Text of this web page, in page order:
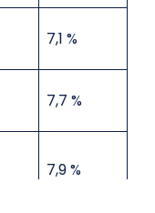
7,1 %
7,7 %
7,9 %